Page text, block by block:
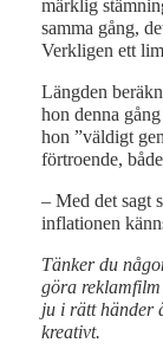
märklig
samma gång,
Verkligen ett
Längden
hon denna
hon ”väldigt
förtroende,
– Med det sagt
inflationen
Tänker du
göra
ju i rätt händer
kreativt.